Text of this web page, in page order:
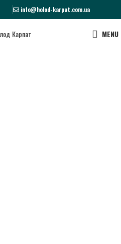
info@holod-karpat.com.ua
MENU